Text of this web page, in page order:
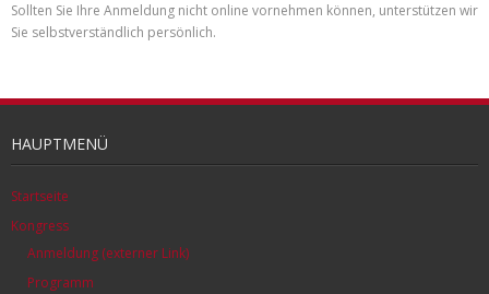
Sollten Sie Ihre Anmeldung nicht online vornehmen können, unterstützen wir
Sie selbstverständlich persönlich.
HAUPTMENÜ
Startseite
Kongress
Anmeldung (externer Link)
Programm